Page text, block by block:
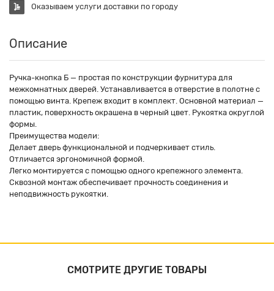
Оказываем услуги доставки по городу
Описание
Ручка-кнопка Б — простая по конструкции фурнитура для
межкомнатных дверей. Устанавливается в отверстие в полотне с
помощью винта. Крепеж входит в комплект. Основной материал —
пластик, поверхность окрашена в черный цвет. Рукоятка округлой
формы.
Преимущества модели:
Делает дверь функциональной и подчеркивает стиль.
Отличается эргономичной формой.
Легко монтируется с помощью одного крепежного элемента.
Сквозной монтаж обеспечивает прочность соединения и
неподвижность рукоятки.
СМОТРИТЕ ДРУГИЕ ТОВАРЫ